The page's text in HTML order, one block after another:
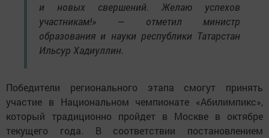
и новых свершений. Желаю успехов
участникам!» — отметил министр
образования и науки республики Татарстан
Ильсур Хадиуллин.
Победители регионального этапа смогут принять
участие в Национальном чемпионате «Абилимпикс»,
который традиционно пройдет в Москве в октябре
текущего года. В соответствии постановлением